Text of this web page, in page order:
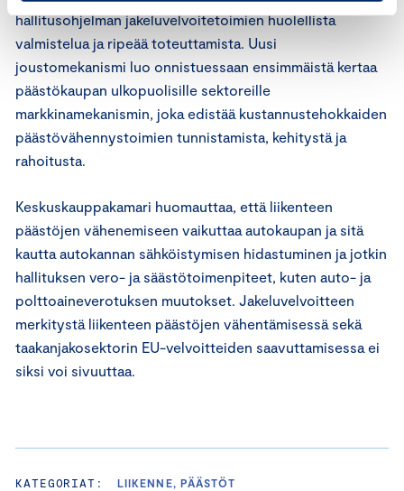
hallitusohjelman jakeluvelvoitetoimien huolellista
valmistelua ja ripeää toteuttamista. Uusi
joustomekanismi luo onnistuessaan ensimmäistä kertaa
päästökaupan ulkopuolisille sektoreille
markkinamekanismin, joka edistää kustannustehokkaiden
päästövähennystoimien tunnistamista, kehitystä ja
rahoitusta.
Keskuskauppakamari huomauttaa, että liikenteen
päästöjen vähenemiseen vaikuttaa autokaupan ja sitä
kautta autokannan sähköistymisen hidastuminen ja jotkin
hallituksen vero- ja säästötoimenpiteet, kuten auto- ja
polttoaineverotuksen muutokset. Jakeluvelvoitteen
merkitystä liikenteen päästöjen vähentämisessä sekä
taakanjakosektorin EU-velvoitteiden saavuttamisessa ei
siksi voi sivuuttaa.
KATEGORIAT: LIIKENNE, PÄÄSTÖT